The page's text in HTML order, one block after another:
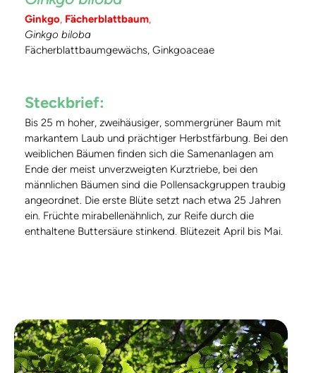
Ginkgo, Fächerblattbaum,
Ginkgo biloba
Fächerblattbaumgewächs, Ginkgoaceae
Steckbrief:
Bis 25 m hoher, zweihäusiger, sommergrüner Baum mit
markantem Laub und prächtiger Herbstfärbung. Bei den
weiblichen Bäumen finden sich die Samenanlagen am
Ende der meist unverzweigten Kurztriebe, bei den
männlichen Bäumen sind die Pollensackgruppen traubig
angeordnet. Die erste Blüte setzt nach etwa 25 Jahren
ein. Früchte mirabellenähnlich, zur Reife durch die
enthaltene Buttersäure stinkend. Blütezeit April bis Mai.